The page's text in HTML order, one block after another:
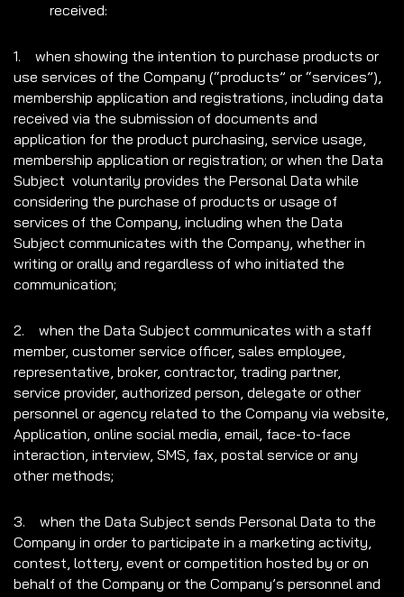
received:
1. when showing the intention to purchase products or
use services of the Company (“products” or “services”),
membership application and registrations, including data
received via the submission of documents and
application for the product purchasing, service usage,
membership application or registration; or when the Data
Subject voluntarily provides the Personal Data while
considering the purchase of products or usage of
services of the Company, including when the Data
Subject communicates with the Company, whether in
writing or orally and regardless of who initiated the
communication;
2. when the Data Subject communicates with a staff
member, customer service officer, sales employee,
representative, broker, contractor, trading partner,
service provider, authorized person, delegate or other
personnel or agency related to the Company via website,
Application, online social media, email, face-to-face
interaction, interview, SMS, fax, postal service or any
other methods;
3. when the Data Subject sends Personal Data to the
Company in order to participate in a marketing activity,
contest, lottery, event or competition hosted by or on
behalf of the Company or the Company’s personnel and